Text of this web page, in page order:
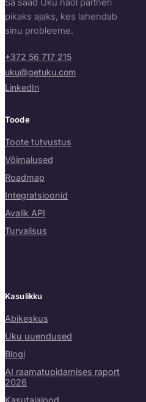
Sa saad Uku näol partneri
pikaks ajaks, kes lahendab
sinu probleeme.
+372 56 717 215
uku@getuku.com
LinkedIn
Toode
Toote tutvustus
Võimalused
Roadmap
Integratsioonid
Avalik API
Turvalisus
Kasulikku
Abikeskus
Uku uuendused
Blogi
AI raamatupidamises raport
2026